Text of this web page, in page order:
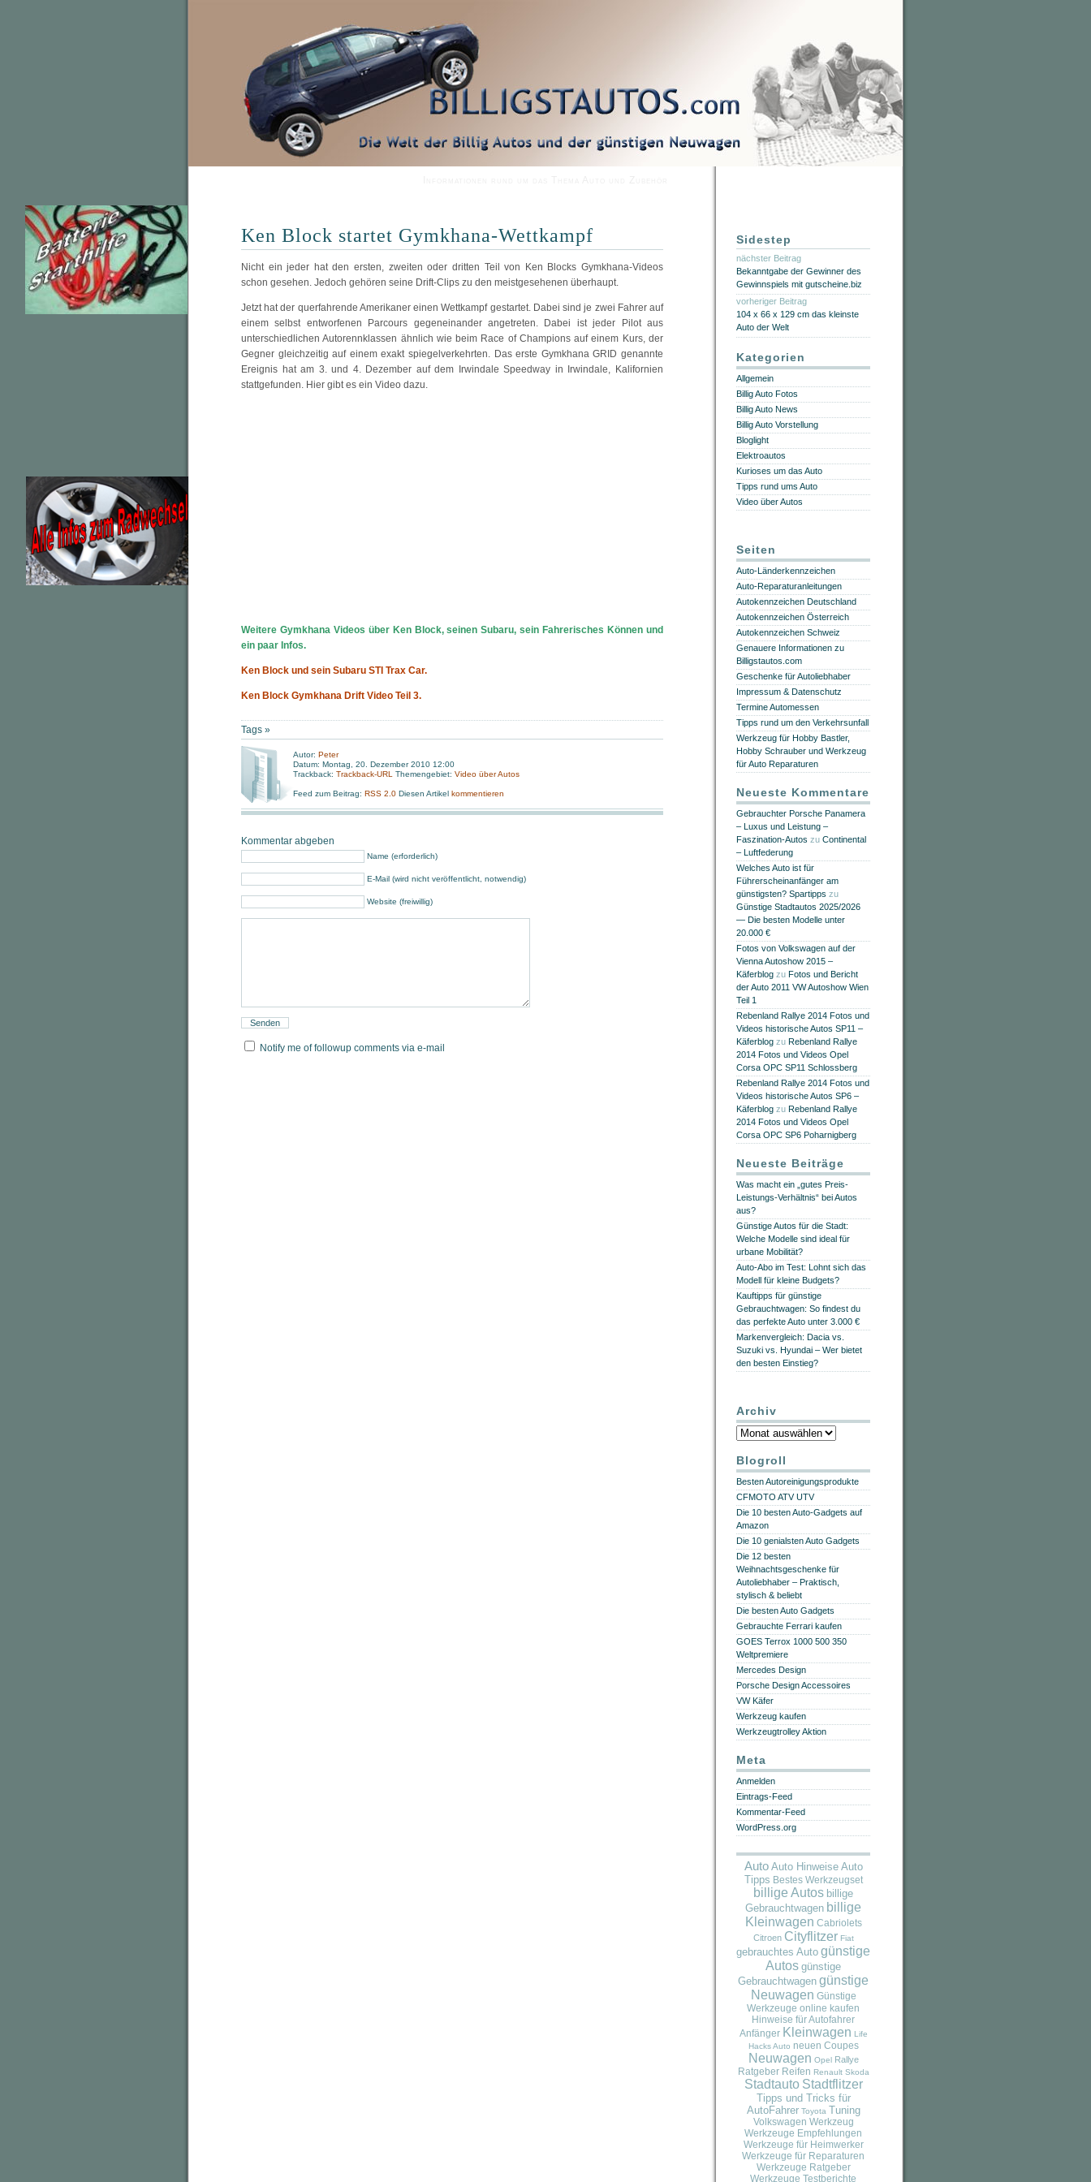
Ken Block startet Gymkhana-Wettkampf
Nicht ein jeder hat den ersten, zweiten oder dritten Teil von Ken Blocks Gymkhana-Videos
schon gesehen. Jedoch gehören seine Drift-Clips zu den meistgesehenen überhaupt.
Jetzt hat der querfahrende Amerikaner einen Wettkampf gestartet. Dabei sind je zwei Fahrer auf
einem selbst entworfenen Parcours gegeneinander angetreten. Dabei ist jeder Pilot aus
unterschiedlichen Autorennklassen ähnlich wie beim Race of Champions auf einem Kurs, der
Gegner gleichzeitig auf einem exakt spiegelverkehrten. Das erste Gymkhana GRID genannte
Ereignis hat am 3. und 4. Dezember auf dem Irwindale Speedway in Irwindale, Kalifornien
stattgefunden. Hier gibt es ein Video dazu.
Weitere Gymkhana Videos über Ken Block, seinen Subaru, sein Fahrerisches Können und
ein paar Infos.
Ken Block und sein Subaru STI Trax Car.
Ken Block Gymkhana Drift Video Teil 3.
Tags »
Autor: Peter
Datum: Montag, 20. Dezember 2010 12:00
Trackback: Trackback-URL Themengebiet: Video über Autos
Feed zum Beitrag: RSS 2.0 Diesen Artikel kommentieren
Kommentar abgeben
Name (erforderlich)
E-Mail (wird nicht veröffentlicht, notwendig)
Website (freiwillig)
Notify me of followup comments via e-mail
Sidestep
nächster Beitrag
Bekanntgabe der Gewinner des
Gewinnspiels mit gutscheine.biz
vorheriger Beitrag
104 x 66 x 129 cm das kleinste
Auto der Welt
Kategorien
Allgemein
Billig Auto Fotos
Billig Auto News
Billig Auto Vorstellung
Bloglight
Elektroautos
Kurioses um das Auto
Tipps rund ums Auto
Video über Autos
Seiten
Auto-Länderkennzeichen
Auto-Reparaturanleitungen
Autokennzeichen Deutschland
Autokennzeichen Österreich
Autokennzeichen Schweiz
Genauere Informationen zu
Billigstautos.com
Geschenke für Autoliebhaber
Impressum & Datenschutz
Termine Automessen
Tipps rund um den Verkehrsunfall
Werkzeug für Hobby Bastler,
Hobby Schrauber und Werkzeug
für Auto Reparaturen
Neueste Kommentare
Gebrauchter Porsche Panamera
– Luxus und Leistung –
Faszination-Autos zu Continental
– Luftfederung
Welches Auto ist für
Führerscheinanfänger am
günstigsten? Spartipps zu
Günstige Stadtautos 2025/2026
— Die besten Modelle unter
20.000 €
Fotos von Volkswagen auf der
Vienna Autoshow 2015 –
Käferblog zu Fotos und Bericht
der Auto 2011 VW Autoshow Wien
Teil 1
Rebenland Rallye 2014 Fotos und
Videos historische Autos SP11 –
Käferblog zu Rebenland Rallye
2014 Fotos und Videos Opel
Corsa OPC SP11 Schlossberg
Rebenland Rallye 2014 Fotos und
Videos historische Autos SP6 –
Käferblog zu Rebenland Rallye
2014 Fotos und Videos Opel
Corsa OPC SP6 Poharnigberg
Neueste Beiträge
Was macht ein „gutes Preis-
Leistungs-Verhältnis“ bei Autos
aus?
Günstige Autos für die Stadt:
Welche Modelle sind ideal für
urbane Mobilität?
Auto-Abo im Test: Lohnt sich das
Modell für kleine Budgets?
Kauftipps für günstige
Gebrauchtwagen: So findest du
das perfekte Auto unter 3.000 €
Markenvergleich: Dacia vs.
Suzuki vs. Hyundai – Wer bietet
den besten Einstieg?
Archiv
Archiv
Blogroll
Besten Autoreinigungsprodukte
CFMOTO ATV UTV
Die 10 besten Auto-Gadgets auf
Amazon
Die 10 genialsten Auto Gadgets
Die 12 besten
Weihnachtsgeschenke für
Autoliebhaber – Praktisch,
stylisch & beliebt
Die besten Auto Gadgets
Gebrauchte Ferrari kaufen
GOES Terrox 1000 500 350
Weltpremiere
Mercedes Design
Porsche Design Accessoires
VW Käfer
Werkzeug kaufen
Werkzeugtrolley Aktion
Meta
Anmelden
Eintrags-Feed
Kommentar-Feed
WordPress.org
Auto Auto Hinweise Auto
Tipps Bestes Werkzeugset
billige Autos billige
Gebrauchtwagen billige
Kleinwagen Cabriolets
Citroen Cityflitzer Fiat
gebrauchtes Auto günstige
Autos günstige
Gebrauchtwagen günstige
Neuwagen Günstige
Werkzeuge online kaufen
Hinweise für Autofahrer
Anfänger Kleinwagen Life
Hacks Auto neuen Coupes
Neuwagen Opel Rallye
Ratgeber Reifen Renault Skoda
Stadtauto Stadtflitzer
Tipps und Tricks für
AutoFahrer Toyota Tuning
Volkswagen Werkzeug
Werkzeuge Empfehlungen
Werkzeuge für Heimwerker
Werkzeuge für Reparaturen
Werkzeuge Ratgeber
Werkzeuge Testberichte